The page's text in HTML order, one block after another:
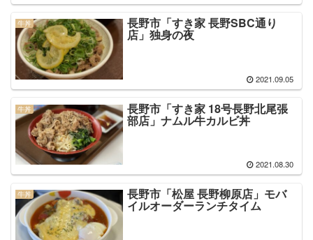
牛丼 長野市「すき家 長野SBC通り
店」独身の夜
2021.09.05
牛丼 長野市「すき家 18号長野北尾張
部店」ナムル牛カルビ丼
2021.08.30
牛丼 長野市「松屋 長野柳原店」モバ
イルオーダーランチタイム